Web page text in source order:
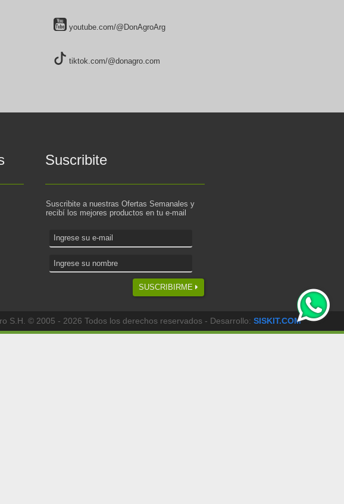
youtube.com/@DonAgroArg
tiktok.com/@donagro.com
Suscribite
Suscribite a nuestras Ofertas Semanales y
recibí los mejores productos en tu e-mail
SUSCRIBIRME
S.H. © 2005 - 2026 Todos los derechos reservados - Desarrollo: SISKIT.COM